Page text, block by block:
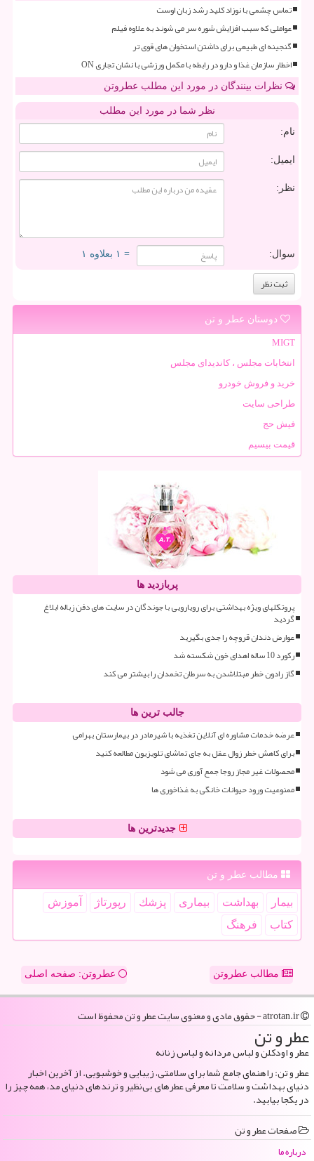
تماس چشمی با نوزاد کلید رشد زبان اوست
عواملی که سبب افزایش شوره سر می شوند به علاوه فیلم
گنجینه ای طبیعی برای داشتن استخوان های قوی تر
اخطار سازمان غذا و دارو در رابطه با مکمل ورزشی با نشان تجاری ON
نظرات بینندگان در مورد این مطلب عطروتن
نظر شما در مورد این مطلب
نام:
ایمیل:
نظر:
سوال: = ۱ بعلاوه ۱
دوستان عطر و تن
MIGT
انتخابات مجلس ، کاندیدای مجلس
خرید و فروش خودرو
طراحی سایت
فیش حج
قیمت بیسیم
پربازدید ها
پروتکلهای ویژه بهداشتی برای رویارویی با جوندگان در سایت های دفن زباله ابلاغ
گردید
عوارض دندان قروچه را جدی بگیرید
رکورد 10 ساله اهدای خون شکسته شد
گاز رادون خطر مبتلاشدن به سرطان تخمدان را بیشتر می کند
جالب ترین ها
عرضه خدمات مشاوره ای آنلاین تغذیه با شیرمادر در بیمارستان بهرامی
برای کاهش خطر زوال عقل به جای تماشای تلویزیون مطالعه کنید
محصولات غیر مجاز روجا جمع آوری می شود
ممنوعیت ورود حیوانات خانگی به غذاخوری ها
جدیدترین ها
مطالب عطر و تن
بیمار بهداشت بیماری پزشك رپورتاژ
آموزش
كتاب
فرهنگ
مطالب عطروتن عطروتن: صفحه اصلی
عطر و تن
عطر و اودکلن و لباس مردانه و لباس زنانه
عطر و تن: راهنمای جامع شما برای سلامتی، زیبایی و خوشبویی. از آخرین اخبار
دنیای بهداشت و سلامت تا معرفی عطرهای بی‌نظیر و ترندهای دنیای مد، همه چیز را
در یکجا بیابید.
صفحات عطر و تن
درباره ما